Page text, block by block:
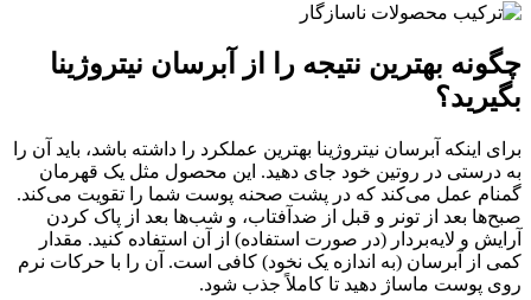
چگونه بهترین نتیجه را از آبرسان نیتروژینا
بگیرید؟
برای اینکه آبرسان نیتروژینا بهترین عملکرد را داشته باشد، باید آن را
به درستی در روتین خود جای دهید. این محصول مثل یک قهرمان
گمنام عمل می‌کند که در پشت صحنه پوست شما را تقویت می‌کند.
صبح‌ها بعد از تونر و قبل از ضدآفتاب، و شب‌ها بعد از پاک کردن
آرایش و لایه‌بردار (در صورت استفاده) از آن استفاده کنید. مقدار
کمی از آبرسان (به اندازه یک نخود) کافی است. آن را با حرکات نرم
روی پوست ماساژ دهید تا کاملاً جذب شود.